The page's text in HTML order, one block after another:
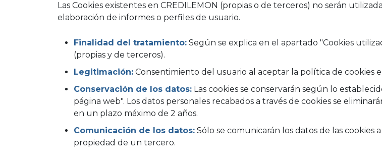
Las Cookies existentes en CREDILEMON (propias o de terceros) no serán
elaboración de informes o perfiles de usuario.
Finalidad del tratamiento: Según se explica en el apartado "Cookies
(propias y de terceros).
Legitimación: Consentimiento del usuario al aceptar la política de cookies
Conservación de los datos: Las cookies se conservarán según lo
página web". Los datos personales recabados a través de cookies se
en un plazo máximo de 2 años.
Comunicación de los datos: Sólo se comunicarán los datos de las cookies
propiedad de un tercero.